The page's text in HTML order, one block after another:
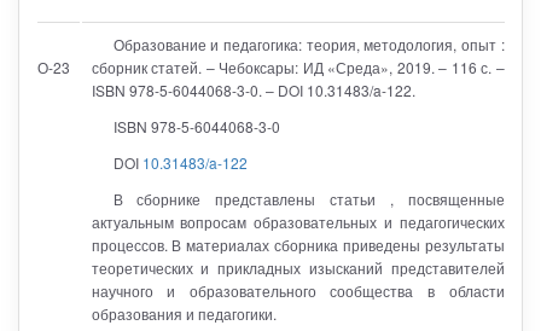
О-23
Образование и педагогика: теория, методология, опыт :
сборник статей. – Чебоксары: ИД «Среда», 2019. – 116 с. –
ISBN 978-5-6044068-3-0. – DOI 10.31483/a-122.
ISBN 978-5-6044068-3-0
DOI 10.31483/a-122
В сборнике представлены статьи , посвященные
актуальным вопросам образовательных и педагогических
процессов. В материалах сборника приведены результаты
теоретических и прикладных изысканий представителей
научного и образовательного сообщества в области
образования и педагогики.